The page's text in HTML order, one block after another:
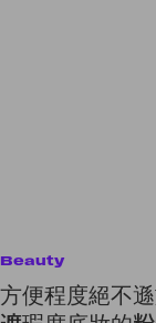
Beauty
方便程度絕不